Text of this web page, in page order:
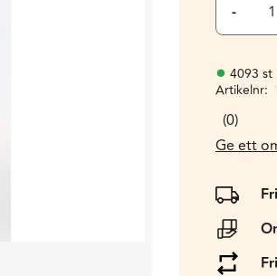
-
4093 st
Artikelnr
0
Ge ett